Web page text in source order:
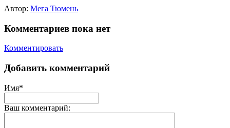
Автор: Мега Тюмень
Комментариев пока нет
Комментировать
Добавить комментарий
Имя*
Ваш комментарий: